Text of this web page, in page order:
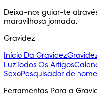
Deixa-nos guiar-te
maravilhosa jornada.
Gravidez
Início Da Gravidez
LuzTodos Os Artigos
SexoPesquisador de
Ferramentas Para a